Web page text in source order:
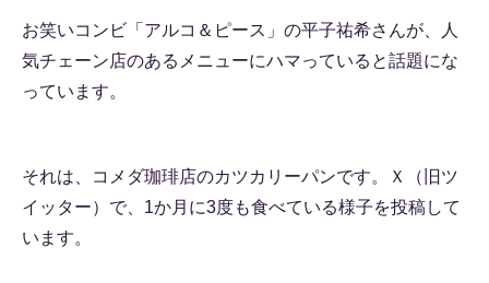
お笑いコンビ「アルコ＆ピース」の平子祐希さんが、人
気チェーン店のあるメニューにハマっていると話題にな
っています。
それは、コメダ珈琲店のカツカリーパンです。Ｘ（旧ツ
イッター）で、1か月に3度も食べている様子を投稿して
います。